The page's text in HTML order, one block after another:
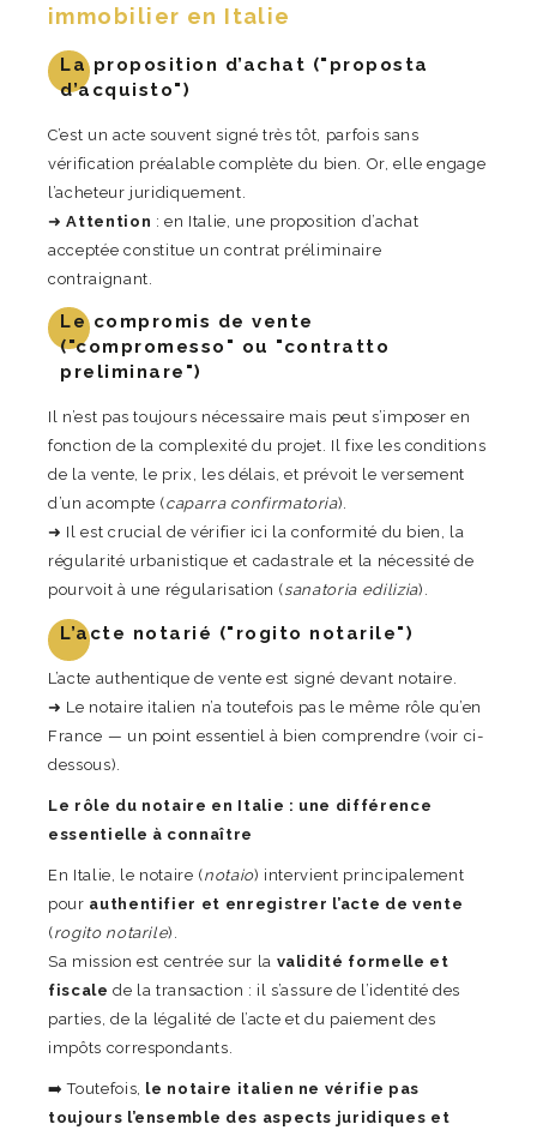
immobilier en Italie
La proposition d’achat ("proposta
d’acquisto")
C’est un acte souvent signé très tôt, parfois sans
vérification préalable complète du bien. Or, elle engage
l’acheteur juridiquement.
➜Attention : en Italie, une proposition d’achat
acceptée constitue un contrat préliminaire
contraignant.
Le compromis de vente
("compromesso" ou "contratto
preliminare")
Il n’est pas toujours nécessaire mais peut s’imposer en
fonction de la complexité du projet. Il fixe les conditions
de la vente, le prix, les délais, et prévoit le versement
d’un acompte (caparra confirmatoria).
➜ Il est crucial de vérifier ici la conformité du bien, la
régularité urbanistique et cadastrale et la nécessité de
pourvoit à une régularisation (sanatoria edilizia).
L’acte notarié ("rogito notarile")
L’acte authentique de vente est signé devant notaire.
➜ Le notaire italien n’a toutefois pas le même rôle qu’en
France — un point essentiel à bien comprendre (voir ci-
dessous).
Le rôle du notaire en Italie : une différence
essentielle à connaître
En Italie, le notaire (notaio) intervient principalement
pour authentifier et enregistrer l’acte de vente
(rogito notarile).
Sa mission est centrée sur la validité formelle et
fiscale de la transaction : il s’assure de l’identité des
parties, de la légalité de l’acte et du paiement des
impôts correspondants.
➡️ Toutefois, le notaire italien ne vérifie pas
toujours l’ensemble des aspects juridiques et